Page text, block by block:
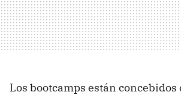
Los bootcamps están concebidos